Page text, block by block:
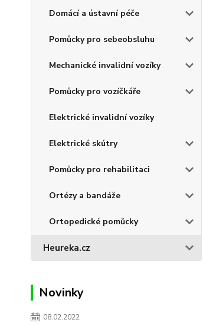
Domácí a ústavní péče
Pomůcky pro sebeobsluhu
Mechanické invalidní vozíky
Pomůcky pro vozíčkáře
Elektrické invalidní vozíky
Elektrické skútry
Pomůcky pro rehabilitaci
Ortézy a bandáže
Ortopedické pomůcky
Heureka.cz
Novinky
08.02.2022